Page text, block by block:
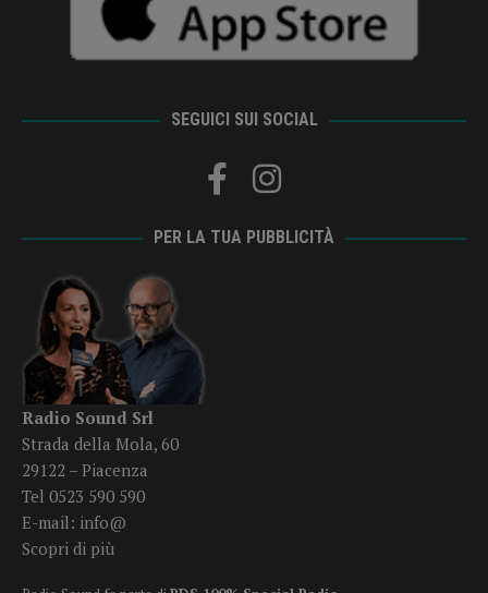
SEGUICI SUI SOCIAL
PER LA TUA PUBBLICITÀ
Radio Sound Srl
Strada della Mola, 60
29122 – Piacenza
Tel 0523 590 590
E-mail: info@
Scopri di più